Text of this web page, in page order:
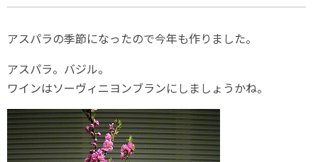
アスパラの季節になったので今年も作りました。
アスパラ。バジル。
ワインはソーヴィニヨンブランにしましょうかね。